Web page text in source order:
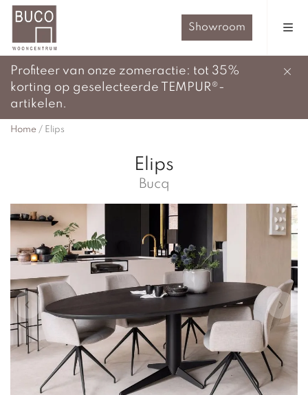
Showroom
Profiteer van onze zomeractie: tot 35%
korting op geselecteerde TEMPUR®-
artikelen.
Home / Elips
Elips
Bucq